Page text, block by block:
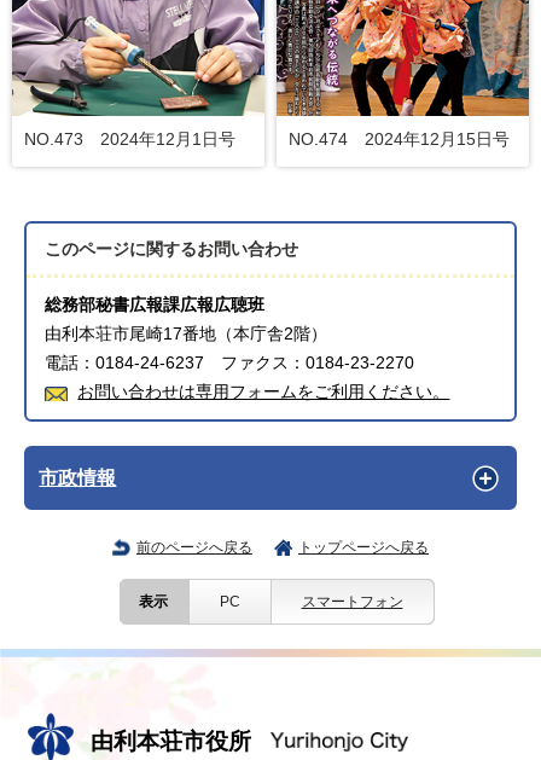
NO.473 2024年12月1日号 NO.474 2024年12月15日号
このページに関するお問い合わせ
総務部秘書広報課広報広聴班
由利本荘市尾崎17番地（本庁舎2階）
電話：0184-24-6237 ファクス：0184-23-2270
お問い合わせは専用フォームをご利用ください。
市政情報
前のページへ戻る トップページへ戻る
表示 PC スマートフォン
由利本荘市役所